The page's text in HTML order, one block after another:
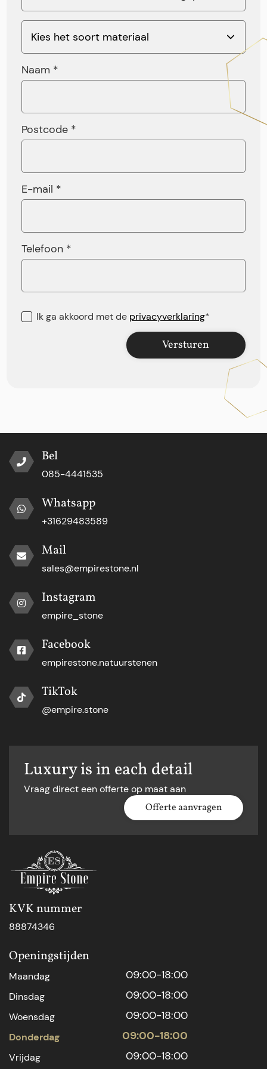
Naam *
Postcode *
E-mail *
Telefoon *
Ik ga akkoord met de privacyverklaring*
Versturen
Bel
085-4441535
Whatsapp
+31629483589
Mail
sales@empirestone.nl
Instagram
empire_stone
Facebook
empirestone.natuurstenen
TikTok
@empire.stone
Luxury is in each detail
Vraag direct een offerte op maat aan
Offerte aanvragen
KVK nummer
88874346
Openingstijden
Maandag 09:00-18:00
Dinsdag 09:00-18:00
Woensdag 09:00-18:00
Donderdag 09:00-18:00
Vrijdag 09:00-18:00